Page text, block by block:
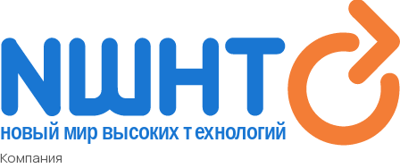
Компания